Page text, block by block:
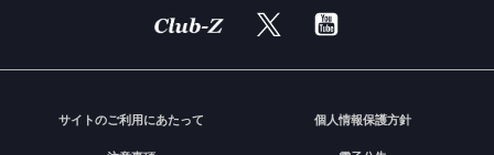
サイトのご利用にあたって 個人情報保護方針